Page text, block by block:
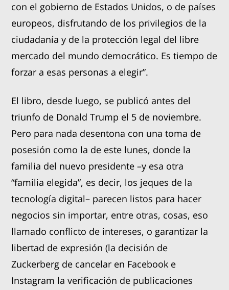
con el gobierno de Estados Unidos, o de países
europeos, disfrutando de los privilegios de la
ciudadanía y de la protección legal del libre
mercado del mundo democrático. Es tiempo de
forzar a esas personas a elegir”.
El libro, desde luego, se publicó antes del
triunfo de Donald Trump el 5 de noviembre.
Pero para nada desentona con una toma de
posesión como la de este lunes, donde la
familia del nuevo presidente –y esa otra
“familia elegida”, es decir, los jeques de la
tecnología digital– parecen listos para hacer
negocios sin importar, entre otras, cosas, eso
llamado conflicto de intereses, o garantizar la
libertad de expresión (la decisión de
Zuckerberg de cancelar en Facebook e
Instagram la verificación de publicaciones